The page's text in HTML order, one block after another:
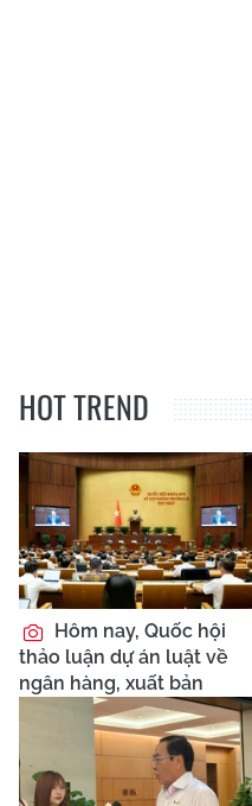
HOT TREND
Hôm nay, Quốc hội
thảo luận dự án luật về
ngân hàng, xuất bản